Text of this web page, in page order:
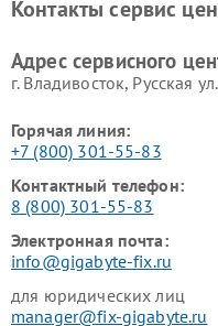
Контакты сервис
Адрес сервисного
г. Владивосток, Русская
Горячая линия:
+7 (800) 301-55-83
Контактный телефон:
8 (800) 301-55-83
Электронная почта:
info@gigabyte-fix.ru
для юридических лиц
manager@fix-gigabyte.ru